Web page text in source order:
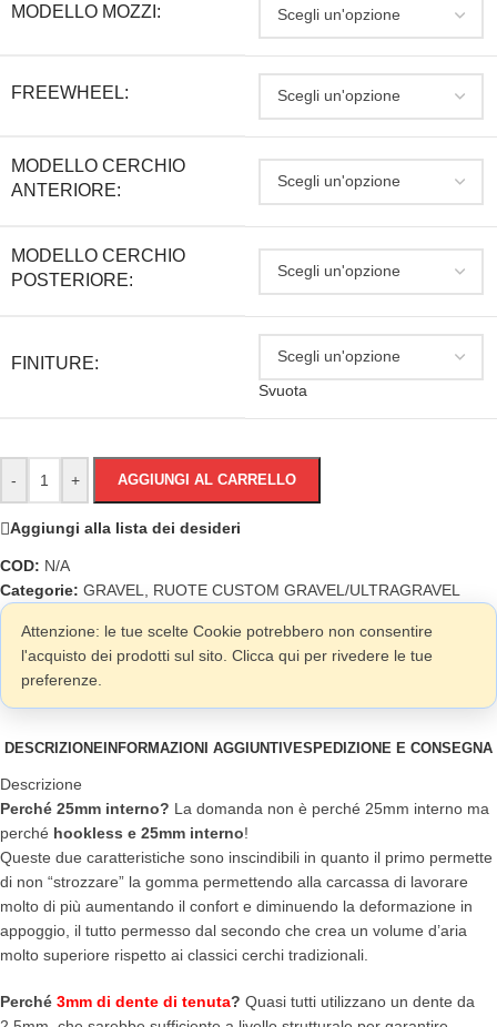
MODELLO MOZZI:
FREEWHEEL:
MODELLO CERCHIO
ANTERIORE:
MODELLO CERCHIO
POSTERIORE:
FINITURE:
Svuota
- + AGGIUNGI AL CARRELLO
Aggiungi alla lista dei desideri
COD: N/A
Categorie: GRAVEL RUOTE CUSTOM GRAVEL/ULTRAGRAVEL
Attenzione: le tue scelte Cookie potrebbero non consentire
l'acquisto dei prodotti sul sito. Clicca qui per rivedere le tue
preferenze.
DESCRIZIONEINFORMAZIONI AGGIUNTIVESPEDIZIONE E CONSEGNA
Descrizione
Perché 25mm interno? La domanda non è perché 25mm interno ma
perché hookless e 25mm interno!
Queste due caratteristiche sono inscindibili in quanto il primo permette
di non “strozzare” la gomma permettendo alla carcassa di lavorare
molto di più aumentando il confort e diminuendo la deformazione in
appoggio, il tutto permesso dal secondo che crea un volume d’aria
molto superiore rispetto ai classici cerchi tradizionali.
Perché 3mm di dente di tenuta? Quasi tutti utilizzano un dente da